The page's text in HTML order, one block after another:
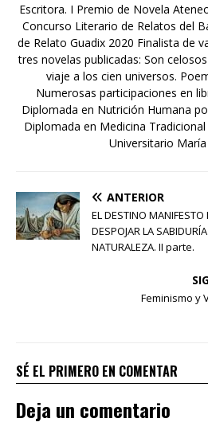
Escritora. I Premio de Novela
Concurso Literario de Relatos del
de Relato Guadix 2020 Finalista de
tres novelas publicadas: Son
viaje a los cien universos.
Numerosas participaciones en
Diplomada en Nutrición Humana
Diplomada en Medicina
Universitario
ANTERIOR
EL DESTINO MANIFESTO
DESPOJAR LA
NATURALEZA. II parte.
Feminismo y
SÉ EL PRIMERO EN COMENTAR
Deja un comentario